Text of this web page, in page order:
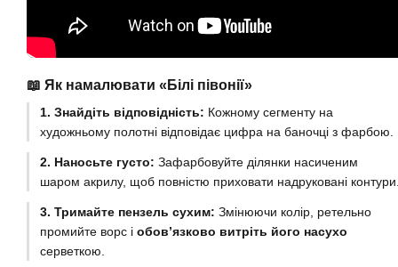
📖 Як намалювати «Білі півонії»
1. Знайдіть відповідність: Кожному сегменту на
художньому полотні відповідає цифра на баночці з фарбою.
2. Наносьте густо: Зафарбовуйте ділянки насиченим
шаром акрилу, щоб повністю приховати надруковані
3. Тримайте пензель сухим: Змінюючи колір, ретельно
промийте ворс і обов’язково витріть його насухо
серветкою.